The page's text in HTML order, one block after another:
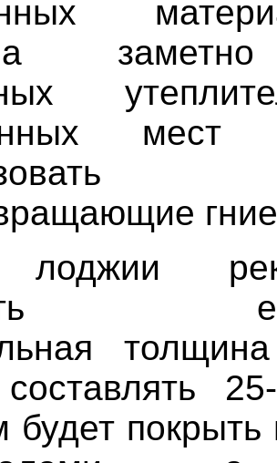
мест
покрыть